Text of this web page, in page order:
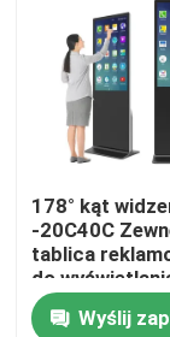
Produkty
Filmy
O nas
Wycieczka
Kontrola
178° kąt
-20C40C
tablica
do
reklam
Wyślij